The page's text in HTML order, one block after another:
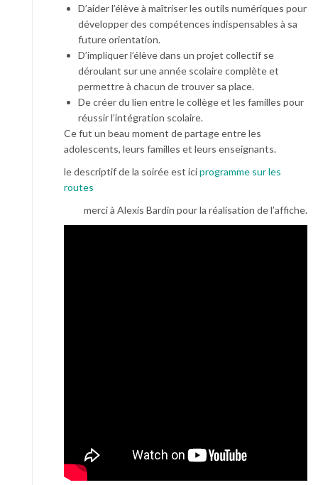
D’aider l’élève à maîtriser les outils numériques pour
développer des compétences indispensables à sa
future orientation.
D’impliquer l’élève dans un projet collectif se
déroulant sur une année scolaire complète et
permettre à chacun de trouver sa place.
De créer du lien entre le collège et les familles pour
réussir l’intégration scolaire.
Ce fut un beau moment de partage entre les
adolescents, leurs familles et leurs enseignants.
le descriptif de la soirée est iciprogramme sur les
routes
merci à Alexis Bardin pour la réalisation de l’affiche.